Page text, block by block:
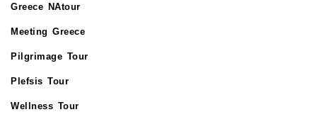
Greece NAtour
Meeting Greece
Pilgrimage Tour
Plefsis Tour
Wellness Tour